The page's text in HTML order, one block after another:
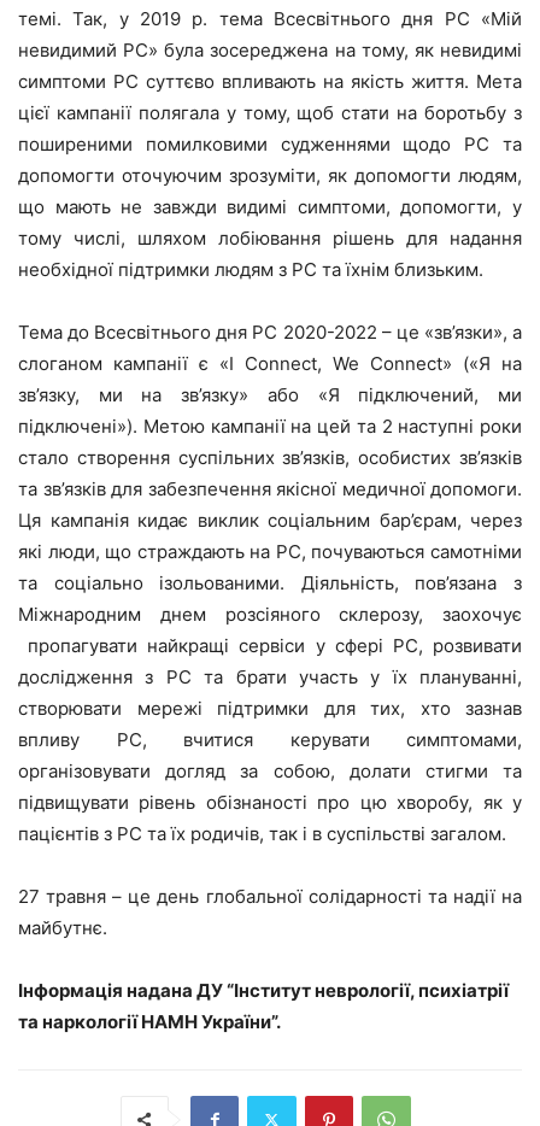
темі. Так, у 2019 р. тема Всесвітнього дня РС «Мій
невидимий РС» була зосереджена на тому, як невидимі
симптоми РС суттєво впливають на якість життя. Мета
цієї кампанії полягала у тому, щоб стати на боротьбу з
поширеними помилковими судженнями щодо РС та
допомогти оточуючим зрозуміти, як допомогти людям,
що мають не завжди видимі симптоми, допомогти, у
тому числі, шляхом лобіювання рішень для надання
необхідної підтримки людям з РС та їхнім близьким.
Тема до Всесвітнього дня РС 2020-2022 – це «зв’язки», а
слоганом кампанії є «I Connect, We Connect» («Я на
зв’язку, ми на зв’язку» або «Я підключений, ми
підключені»). Метою кампанії на цей та 2 наступні роки
стало створення суспільних зв’язків, особистих зв’язків
та зв’язків для забезпечення якісної медичної допомоги.
Ця кампанія кидає виклик соціальним бар’єрам, через
які люди, що страждають на РС, почуваються самотніми
та соціально ізольованими. Діяльність, пов’язана з
Міжнародним днем розсіяного склерозу, заохочує
пропагувати найкращі сервіси у сфері РС, розвивати
дослідження з РС та брати участь у їх плануванні,
створювати мережі підтримки для тих, хто зазнав
впливу РС, вчитися керувати симптомами,
організовувати догляд за собою, долати стигми та
підвищувати рівень обізнаності про цю хворобу, як у
пацієнтів з РС та їх родичів, так і в суспільстві загалом.
27 травня – це день глобальної солідарності та надії на
майбутнє.
Інформація надана ДУ “Інститут неврології, психіатрії
та наркології НАМН України”.